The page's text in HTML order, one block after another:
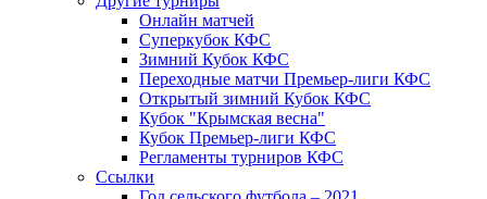
Онлайн матчей
Суперкубок КФС
Зимний Кубок КФС
Переходные матчи Премьер-лиги КФС
Открытый зимний Кубок КФС
Кубок "Крымская весна"
Кубок Премьер-лиги КФС
Регламенты турниров КФС
Ссылки